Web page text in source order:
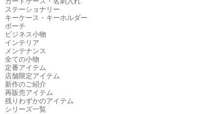
ステーショナリー
キーケース・キーホルダー
ポーチ
ビジネス小物
インテリア
メンテナンス
全ての小物
定番アイテム
店舗限定アイテム
新作のご紹介
再販売アイテム
残りわずかのアイテム
シリーズ一覧